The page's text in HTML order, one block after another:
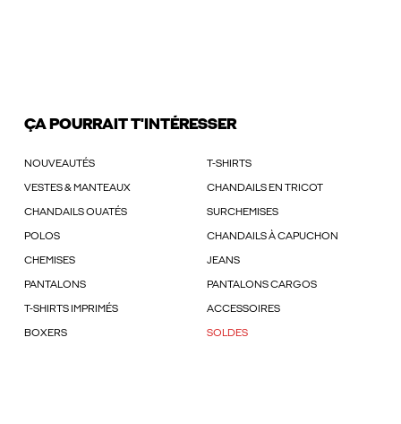
ÇA POURRAIT T'INTÉRESSER
NOUVEAUTÉS T-SHIRTS
VESTES & MANTEAUX CHANDAILS EN TRICOT
CHANDAILS OUATÉS SURCHEMISES
POLOS CHANDAILS À CAPUCHON
CHEMISES JEANS
PANTALONS PANTALONS CARGOS
T-SHIRTS IMPRIMÉS ACCESSOIRES
BOXERS SOLDES